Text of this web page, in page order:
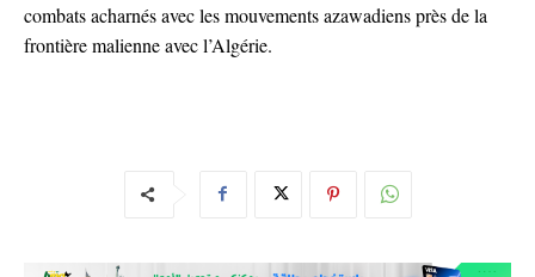
combats acharnés avec les mouvements azawadiens près de la
frontière malienne avec l’Algérie.